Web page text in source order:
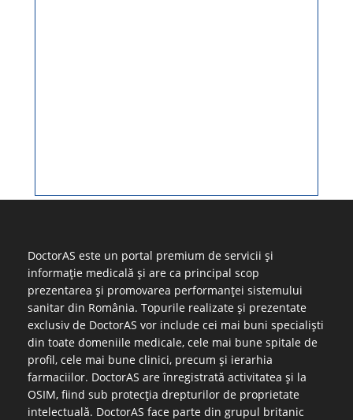
DoctorAS este un portal premium de servicii și
informație medicală și are ca principal scop
prezentarea și promovarea performanței sistemului
sanitar din România. Topurile realizate și prezentate
exclusiv de DoctorAS vor include cei mai buni specialiști
din toate domeniile medicale, cele mai bune spitale de
profil, cele mai bune clinici, precum și ierarhia
farmaciilor. DoctorAS are înregistrată activitatea și la
OSIM, fiind sub protecția drepturilor de proprietate
intelectuală. DoctorAS face parte din grupul britanic